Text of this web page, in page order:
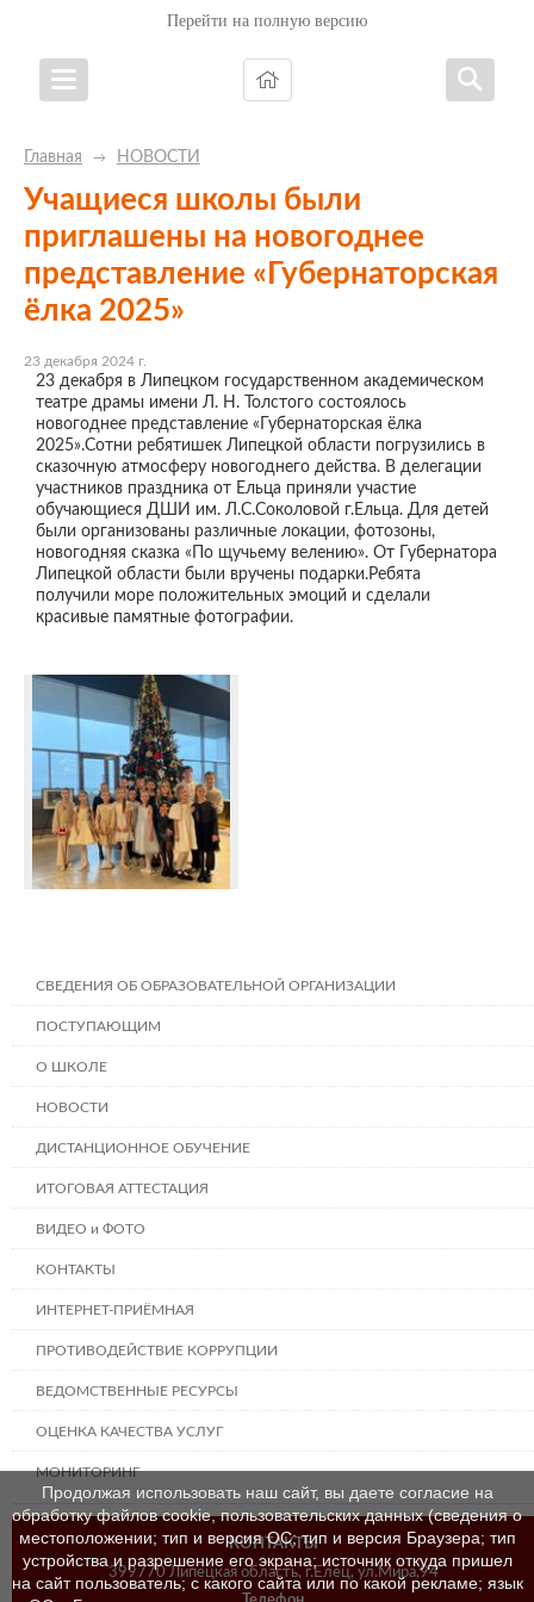
Перейти на полную версию
Главная → НОВОСТИ
Учащиеся школы были
приглашены на новогоднее
представление «Губернаторская
ёлка 2025»
23 декабря 2024 г.
23 декабря в Липецком государственном академическом
театре драмы имени Л. Н. Толстого состоялось
новогоднее представление «Губернаторская ёлка
2025».Сотни ребятишек Липецкой области погрузились в
сказочную атмосферу новогоднего действа. В делегации
участников праздника от Ельца приняли участие
обучающиеся ДШИ им. Л.С.Соколовой г.Ельца. Для детей
были организованы различные локации, фотозоны,
новогодняя сказка «По щучьему велению». От Губернатора
Липецкой области были вручены подарки.Ребята
получили море положительных эмоций и сделали
красивые памятные фотографии.
СВЕДЕНИЯ ОБ ОБРАЗОВАТЕЛЬНОЙ ОРГАНИЗАЦИИ
ПОСТУПАЮЩИМ
О ШКОЛЕ
НОВОСТИ
ДИСТАНЦИОННОЕ ОБУЧЕНИЕ
ИТОГОВАЯ АТТЕСТАЦИЯ
ВИДЕО и ФОТО
КОНТАКТЫ
ИНТЕРНЕТ-ПРИЁМНАЯ
ПРОТИВОДЕЙСТВИЕ КОРРУПЦИИ
ВЕДОМСТВЕННЫЕ РЕСУРСЫ
ОЦЕНКА КАЧЕСТВА УСЛУГ
МОНИТОРИНГ
КОНТАКТЫ
399770 Липецкая область, г.Елец, ул.Мира,94
Продолжая использовать наш сайт, вы даете согласие на
обработку файлов cookie, пользовательских данных (сведения о
местоположении; тип и версия ОС; тип и версия Браузера; тип
устройства и разрешение его экрана; источник откуда пришел
на сайт пользователь; с какого сайта или по какой рекламе; язык